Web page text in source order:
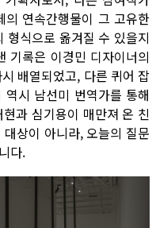
의 연속간행물이 그 고유한
형식으로 옮겨질 수 있을지
기록은 이경민 디자이너의
배열되었고, 다른 퀴어 잡
역시 남선미 번역가를 통해
과 심기용이 매만져 온 친
상이 아니라, 오늘의 질문
다.